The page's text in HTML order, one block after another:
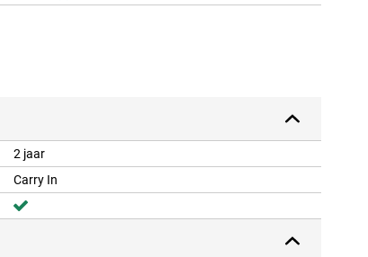
2 jaar
Carry In